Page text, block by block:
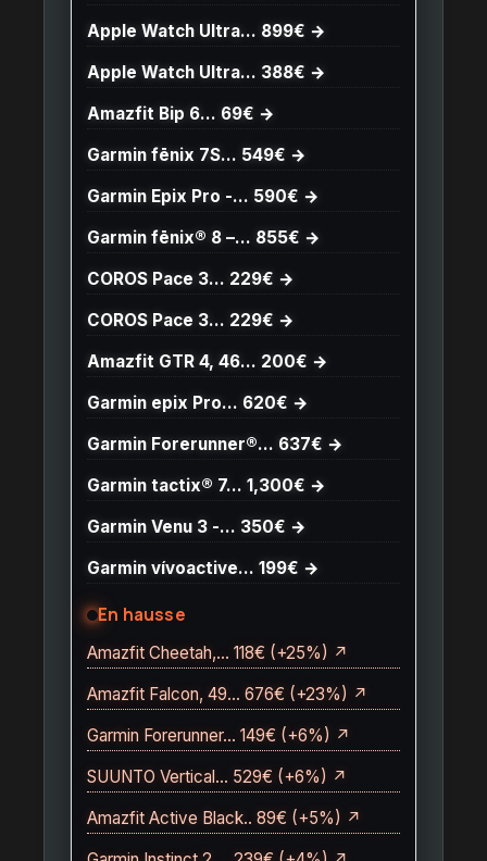
Apple Watch Ultra… 899€ →
Apple Watch Ultra… 388€ →
Amazfit Bip 6… 69€ →
Garmin fēnix 7S… 549€ →
Garmin Epix Pro -… 590€ →
Garmin fēnix® 8 –… 855€ →
COROS Pace 3… 229€ →
COROS Pace 3… 229€ →
Amazfit GTR 4, 46… 200€ →
Garmin epix Pro… 620€ →
Garmin Forerunner®… 637€ →
Garmin tactix® 7… 1,300€ →
Garmin Venu 3 -… 350€ →
Garmin vívoactive… 199€ →
En hausse
Amazfit Cheetah,… 118€ (+25%) ↗
Amazfit Falcon, 49… 676€ (+23%) ↗
Garmin Forerunner… 149€ (+6%) ↗
SUUNTO Vertical… 529€ (+6%) ↗
Amazfit Active Black.. 89€ (+5%) ↗